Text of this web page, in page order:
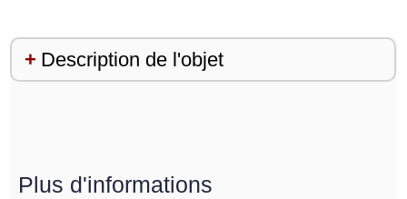
Description de l'objet
Plus d'informations